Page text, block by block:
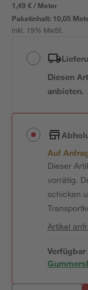
1,49 € / Meter
Paketinhalt: 10,05
inkl. 19% MwSt.
Diesen
anbieten.
Auf
Dieser
vorrätig.
schicken
Artikel
Verfügbar